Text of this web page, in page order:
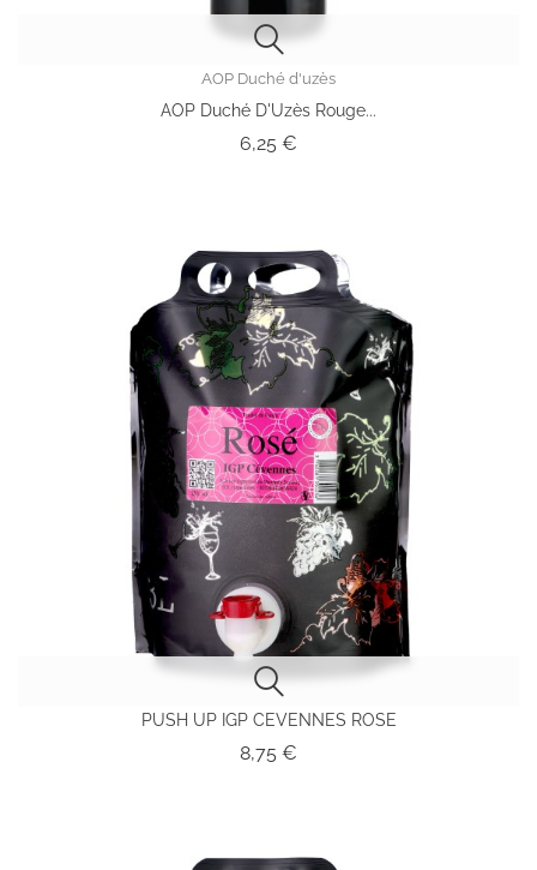
AOP Duché d'uzès
AOP Duché D'Uzès Rouge...
6,25 €
PUSH UP IGP CEVENNES ROSE
8,75 €